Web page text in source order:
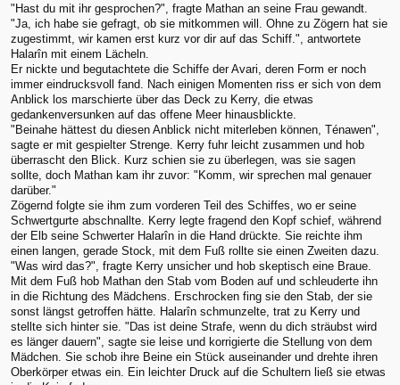
"Hast du mit ihr gesprochen?", fragte Mathan an seine Frau gewandt.
"Ja, ich habe sie gefragt, ob sie mitkommen will. Ohne zu Zögern hat sie
zugestimmt, wir kamen erst kurz vor dir auf das Schiff.", antwortete
Halarîn mit einem Lächeln.
Er nickte und begutachtete die Schiffe der Avari, deren Form er noch
immer eindrucksvoll fand. Nach einigen Momenten riss er sich von dem
Anblick los marschierte über das Deck zu Kerry, die etwas
gedankenversunken auf das offene Meer hinausblickte.
"Beinahe hättest du diesen Anblick nicht miterleben können, Ténawen",
sagte er mit gespielter Strenge. Kerry fuhr leicht zusammen und hob
überrascht den Blick. Kurz schien sie zu überlegen, was sie sagen
sollte, doch Mathan kam ihr zuvor: "Komm, wir sprechen mal genauer
darüber."
Zögernd folgte sie ihm zum vorderen Teil des Schiffes, wo er seine
Schwertgurte abschnallte. Kerry legte fragend den Kopf schief, während
der Elb seine Schwerter Halarîn in die Hand drückte. Sie reichte ihm
einen langen, gerade Stock, mit dem Fuß rollte sie einen Zweiten dazu.
"Was wird das?", fragte Kerry unsicher und hob skeptisch eine Braue.
Mit dem Fuß hob Mathan den Stab vom Boden auf und schleuderte ihn
in die Richtung des Mädchens. Erschrocken fing sie den Stab, der sie
sonst längst getroffen hätte. Halarîn schmunzelte, trat zu Kerry und
stellte sich hinter sie. "Das ist deine Strafe, wenn du dich sträubst wird
es länger dauern", sagte sie leise und korrigierte die Stellung von dem
Mädchen. Sie schob ihre Beine ein Stück auseinander und drehte ihren
Oberkörper etwas ein. Ein leichter Druck auf die Schultern ließ sie etwas